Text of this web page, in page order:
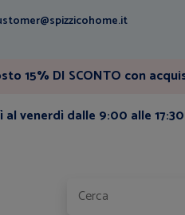
15% DI SCONTO con
venerdì dalle 9:00 alle 17:30